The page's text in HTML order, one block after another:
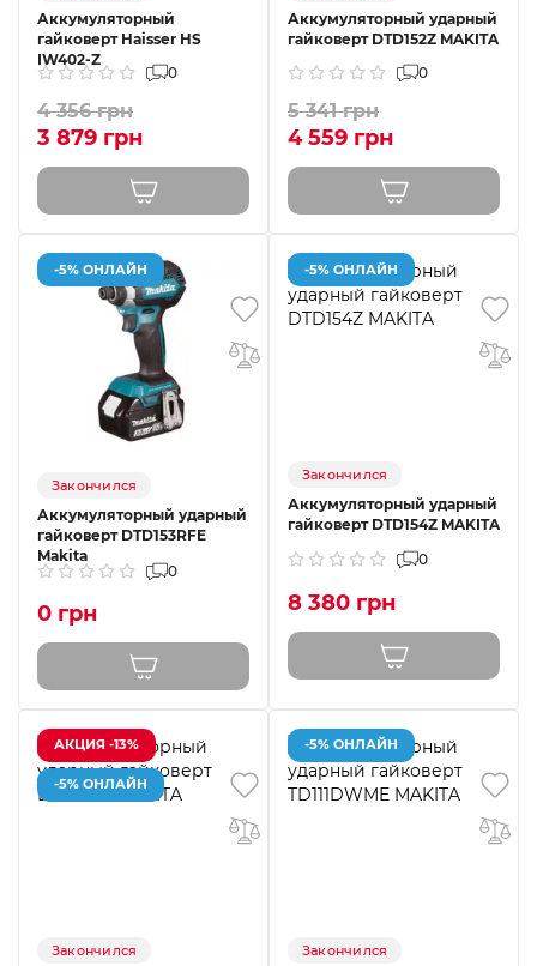
Аккумуляторный
гайковерт Haisser HS
IW402-Z
0
4 356 грн
3 879 грн
Аккумуляторный ударный
гайковерт DTD152Z MAKITA
0
5 341 грн
4 559 грн
-5% ОНЛАЙН
Закончился
Аккумуляторный ударный
гайковерт DTD153RFE
Makita
0
0 грн
-5% ОНЛАЙН
Закончился
Аккумуляторный ударный
гайковерт DTD154Z MAKITA
0
8 380 грн
АКЦИЯ -13%
-5% ОНЛАЙН
Закончился
-5% ОНЛАЙН
Закончился